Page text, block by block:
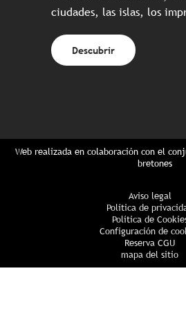
ciudades, las islas, los
Descubrir
Web realizada en colaboración con el
bretones
Aviso legal
Política de
Política de
Configuración de
Reserva CGU
mapa del sitio